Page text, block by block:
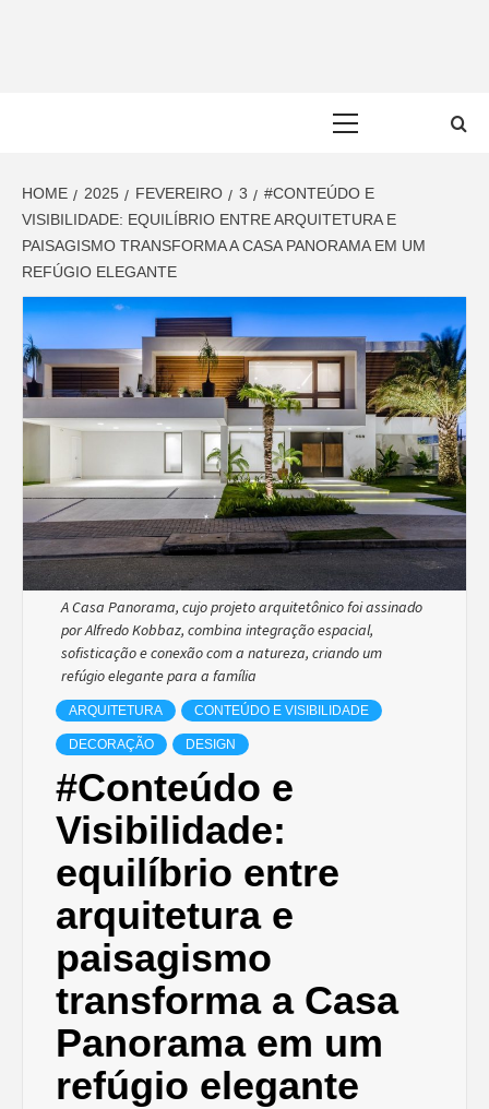
HOME 2025 FEVEREIRO 3
#CONTEÚDO E
VISIBILIDADE: EQUILÍBRIO ENTRE ARQUITETURA E
PAISAGISMO TRANSFORMA A CASA PANORAMA EM UM
REFÚGIO ELEGANTE
A Casa Panorama, cujo projeto arquitetônico foi assinado
por Alfredo Kobbaz, combina integração espacial,
sofisticação e conexão com a natureza, criando um
refúgio elegante para a família
ARQUITETURA CONTEÚDO E VISIBILIDADE
DECORAÇÃO DESIGN
#Conteúdo e
Visibilidade:
equilíbrio entre
arquitetura e
paisagismo
transforma a Casa
Panorama em um
refúgio elegante